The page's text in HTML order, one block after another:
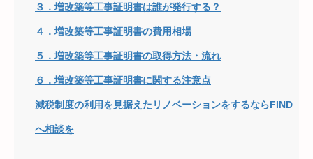
３．増改築等工事証明書は誰が発行する？
４．増改築等工事証明書の費用相場
５．増改築等工事証明書の取得方法・流れ
６．増改築等工事証明書に関する注意点
減税制度の利用を見据えたリノベーションをするならFIND
へ相談を